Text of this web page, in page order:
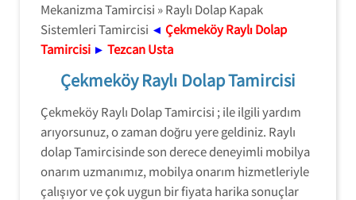
Mekanizma Tamircisi » Raylı Dolap Kapak
Sistemleri Tamircisi ◄ Çekmeköy Raylı Dolap
Tamircisi ► Tezcan Usta
Çekmeköy Raylı Dolap Tamircisi
Çekmeköy Raylı Dolap Tamircisi ; ile ilgili yardım
arıyorsunuz, o zaman doğru yere geldiniz. Raylı
dolap Tamircisinde son derece deneyimli mobilya
onarım uzmanımız, mobilya onarım hizmetleriyle
çalışıyor ve çok uygun bir fiyata harika sonuçlar